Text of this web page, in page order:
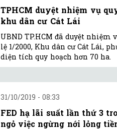
TPHCM duyệt nhiệm vụ
khu dân cư Cát Lái
UBND TP.HCM đã duyệt nhiệm
lệ 1/2000, Khu dân cư Cát Lái,
diện tích quy hoạch hơn 70 ha.
31/10/2019 - 08:33
FED hạ lãi suất lần thứ 3
ngỏ việc ngừng nới lỏng